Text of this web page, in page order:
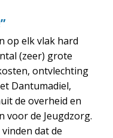
op elk vlak hard
(zeer) grote
ontvlechting
Dantumadiel,
de overheid en
voor de Jeugdzorg.
dat de